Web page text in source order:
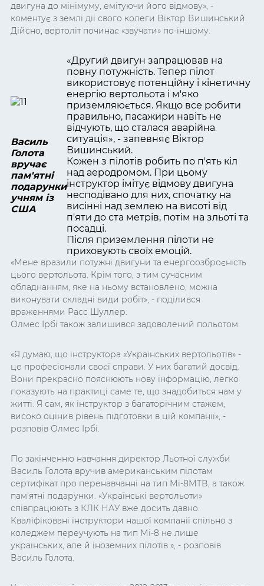
двигуна до мінімуму, емітуючи його відмову», -
коментує з землі дії свого колеги Віктор Вишинський.
Дійсно, вертоліт починає «звучати» по-іншому.
Василь
Голота
вручає
пам'ятні
подарунки
учням із
США
«Другий двигун запрацював на
повну потужність. Тепер пілот
використовує потенційну і кінетичну
енергію вертольота і м'яко
приземляюється. Якщо все робити
правильно, пасажири навіть не
відчують, що сталася аварійна
ситуація», - запевняє Віктор
Вишинський.
Кожен з пілотів робить по п'ять кіл
над аеродромом. При цьому
інструктор імітує відмову двигуна
несподівано для них, спочатку на
висінні над землею на висоті від
п'яти до ста метрів, потім на зльоті та
посадці.
Після приземлення пілоти не
приховують своїх емоцій.
«Мене вразили потужні двигуни та енергоозброєність
цього вертольота. Крім того, з тим сучасним
обладнанням, яке на ньому встановлено, можна
виконувати складні види робіт», - поділився
враженнями Расс Шуллер.
Олмес Ірбі також залишився задоволений польотом.
«Я думаю, що інструктора «Українських вертольотів» -
це професіонали своєї справи. У них багатий досвід.
Вони прекрасно пояснюють нову інформацію, легко
показують на практиці саме те, що знадобиться нам у
житті. Я сам, як інструктор з багаторічним стажем,
високо оцінив рівень підготовки в цій компанії», -
розповів Олмес Ірбі.
По закінченню навчання директор Льотної служби
Василь Голота вручив американським пілотам
сертифікат про перенавчанні на тип Мі-8МТВ, а також
пам'ятні подарунки. «Українські вертольоти»
співпрацюють з КЛК НАУ вже досить давно.
Кваліфіковані інструктори нашої компанії спільно з
коледжем переучують на тип Мі-8 не лише
українських, але й іноземних пілотів », - розповів
Василь Голота.